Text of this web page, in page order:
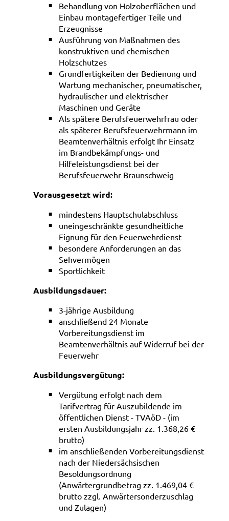
Behandlung von Holzoberflächen und
Einbau montagefertiger Teile und
Erzeugnisse
Ausführung von Maßnahmen des
konstruktiven und chemischen
Holzschutzes
Grundfertigkeiten der Bedienung und
Wartung mechanischer, pneumatischer,
hydraulischer und elektrischer
Maschinen und Geräte
Als spätere Berufsfeuerwehrfrau oder
als späterer Berufsfeuerwehrmann im
Beamtenverhältnis erfolgt Ihr Einsatz
im Brandbekämpfungs- und
Hilfeleistungsdienst bei der
Berufsfeuerwehr Braunschweig
Vorausgesetzt wird:
mindestens Hauptschulabschluss
uneingeschränkte gesundheitliche
Eignung für den Feuerwehrdienst
besondere Anforderungen an das
Sehvermögen
Sportlichkeit
Ausbildungsdauer:
3-jährige Ausbildung
anschließend 24 Monate
Vorbereitungsdienst im
Beamtenverhältnis auf Widerruf bei der
Feuerwehr
Ausbildungsvergütung:
Vergütung erfolgt nach dem
Tarifvertrag für Auszubildende im
öffentlichen Dienst - TVAöD - (im
ersten Ausbildungsjahr zz. 1.368,26 €
brutto)
im anschließenden Vorbereitungsdienst
nach der Niedersächsischen
Besoldungsordnung
(Anwärtergrundbetrag zz. 1.469,04 €
brutto zzgl. Anwärtersonderzuschlag
und Zulagen)